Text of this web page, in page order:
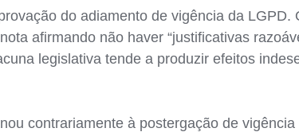
do adiamento de vigência da LGPD.
afirmando não haver “justificativas
legislativa tende a produzir efeitos
contrariamente à postergação de